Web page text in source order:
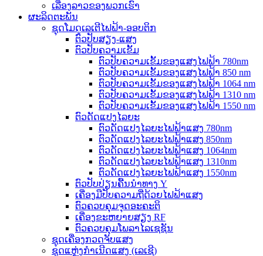
ເລື່ອງລາວຂອງພວກເຮົາ
ຜະລິດຕະພັນ
ຊຸດໂມດູເລເຕີໄຟຟ້າ-ອອບຕິກ
ຕົວປັບສຽງ-ແສງ
ຕົວປັບຄວາມເຂັ້ມ
ຕົວປັບຄວາມເຂັ້ມຂອງແສງໄຟຟ້າ 780nm
ຕົວປັບຄວາມເຂັ້ມຂອງແສງໄຟຟ້າ 850 nm
ຕົວປັບຄວາມເຂັ້ມຂອງແສງໄຟຟ້າ 1064 nm
ຕົວປັບຄວາມເຂັ້ມຂອງແສງໄຟຟ້າ 1310 nm
ຕົວປັບຄວາມເຂັ້ມຂອງແສງໄຟຟ້າ 1550 nm
ຕົວດັດແປງໄລຍະ
ຕົວດັດແປງໄລຍະໄຟຟ້າແສງ 780nm
ຕົວດັດແປງໄລຍະໄຟຟ້າແສງ 850nm
ຕົວດັດແປງໄລຍະໄຟຟ້າແສງ 1064nm
ຕົວດັດແປງໄລຍະໄຟຟ້າແສງ 1310nm
ຕົວດັດແປງໄລຍະໄຟຟ້າແສງ 1550nm
ຕົວປັບປ່ຽນຄື້ນນຳທາງ Y
ເຄື່ອງມືປັບຄວາມຖີ່ດ້ວຍໄຟຟ້າແສງ
ຕົວຄວບຄຸມຈຸດອະຄະຕິ
ເຄື່ອງຂະຫຍາຍສຽງ RF
ຕົວຄວບຄຸມໂພລາໄລເຊຊັນ
ຊຸດເຄື່ອງກວດຈັບແສງ
ຊຸດແຫຼ່ງກຳເນີດແສງ (ເລເຊີ)